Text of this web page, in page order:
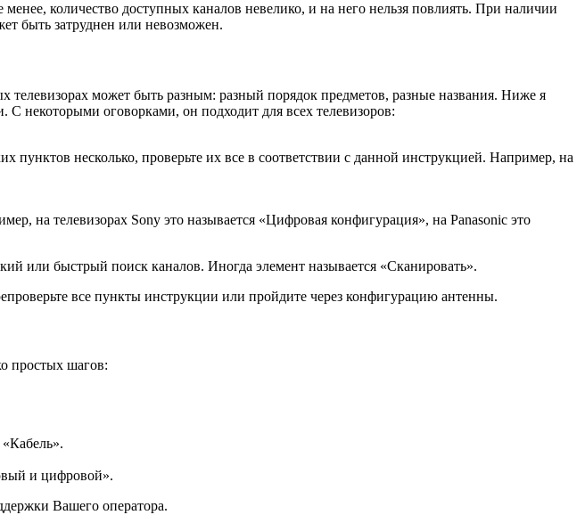
количество доступных каналов невелико, и на него нельзя повлиять. При наличии
быть затруднен или невозможен.
может быть разным: разный порядок предметов, разные названия. Ниже я
некоторыми оговорками, он подходит для всех телевизоров:
несколько, проверьте их все в соответствии с данной инструкцией. Например, на
на телевизорах Sony это называется «Цифровая конфигурация», на Panasonic это
или быстрый поиск каналов. Иногда элемент называется «Сканировать».
все пункты инструкции или пройдите через конфигурацию антенны.
простых шагов:
и цифровой».
Вашего оператора.